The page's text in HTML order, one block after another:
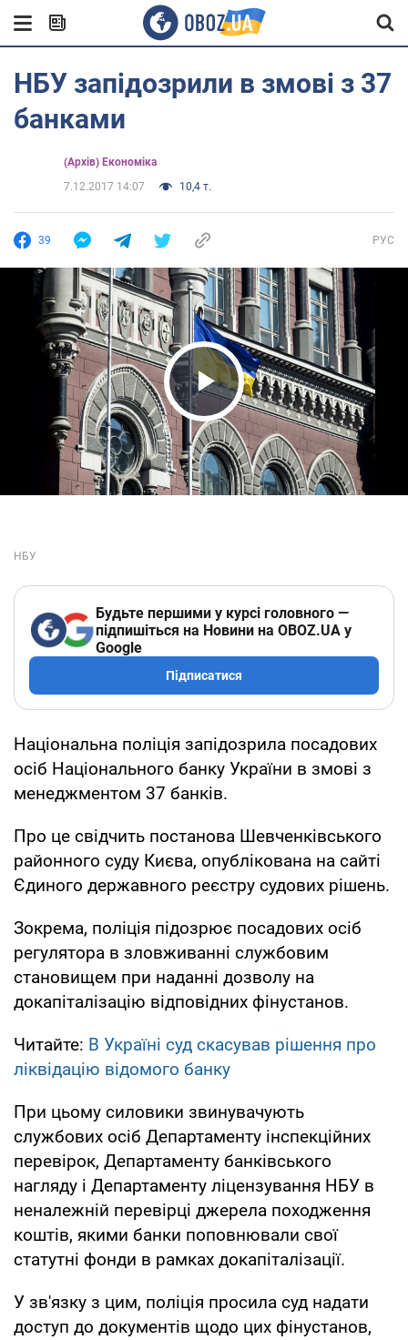
НБУ запідозрили в змові з 37
банками
(Архів) Економіка
7.12.2017 14:07
10,4 т.
39 РУС
Play Video
Будьте першими у курсі головного —
підпишіться на Новини на OBOZ.UA у
Google
Підписатися
Національна поліція запідозрила посадових
осіб Національного банку України в змові з
менеджментом 37 банків.
Про це свідчить постанова Шевченківського
районного суду Києва, опублікована на сайті
Єдиного державного реєстру судових рішень.
Зокрема, поліція підозрює посадових осіб
регулятора в зловживанні службовим
становищем при наданні дозволу на
докапіталізацію відповідних фінустанов.
Читайте: В Україні суд скасував рішення про
ліквідацію відомого банку
При цьому силовики звинувачують
службових осіб Департаменту інспекційних
перевірок, Департаменту банківського
нагляду і Департаменту ліцензування НБУ в
неналежній перевірці джерела походження
коштів, якими банки поповнювали свої
статутні фонди в рамках докапіталізації.
У зв'язку з цим, поліція просила суд надати
доступ до документів щодо цих фінустанов,